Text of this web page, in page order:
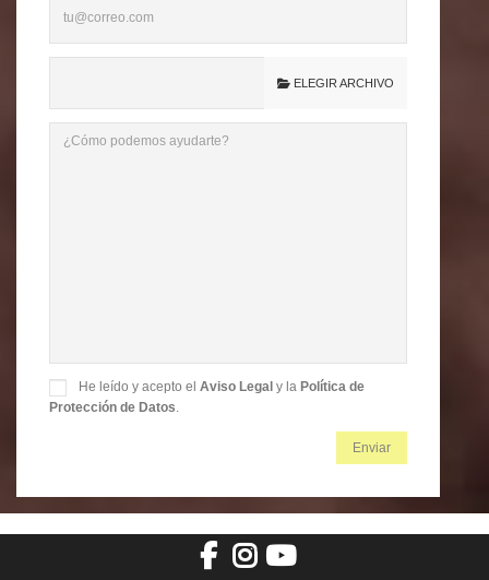
ELEGIR ARCHIVO
He leído y acepto el Aviso Legal y la Política de
Protección de Datos.